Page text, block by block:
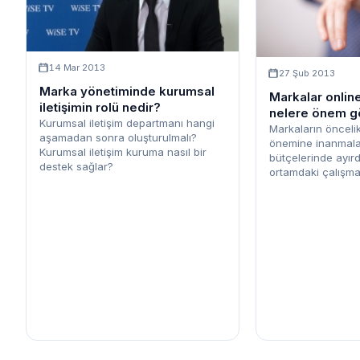
14 Mar 2013
Marka yönetiminde kurumsal
iletişimin rolü nedir?
Kurumsal iletişim departmanı hangi
aşamadan sonra oluşturulmalı?
Kurumsal iletişim kuruma nasıl bir
destek sağlar?
27 Şub 2013
Markalar
nelere önem
nelerden
Markaların
önemine
bütçelerinde
ortamdaki